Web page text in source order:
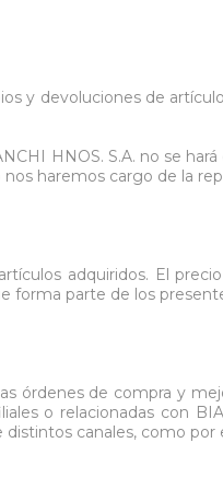
y devoluciones de
HNOS. S.A. no se
haremos cargo de la
adquiridos. El
forma parte de los
órdenes de compra y
o relacionadas con
canales, como